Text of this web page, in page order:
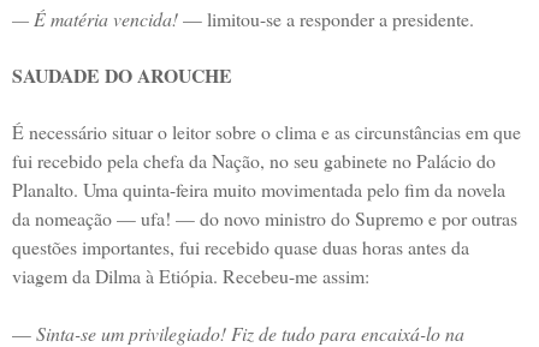
— É matéria vencida!— limitou-se a responder a presidente.
SAUDADE DO AROUCHE
É necessário situar o leitor sobre o clima e as circunstâncias em que
fui recebido pela chefa da Nação, no seu gabinete no Palácio do
Planalto. Uma quinta-feira muito movimentada pelo fim da novela
da nomeação — ufa! — do novo ministro do Supremo e por outras
questões importantes, fui recebido quase duas horas antes da
viagem da Dilma à Etiópia. Recebeu-me assim:
—Sinta-se um privilegiado! Fiz de tudo para encaixá-lo na